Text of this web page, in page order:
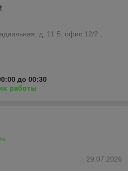
д. 11 Б, офис 12/2 ,
до 00:30
работы
29.07.2026